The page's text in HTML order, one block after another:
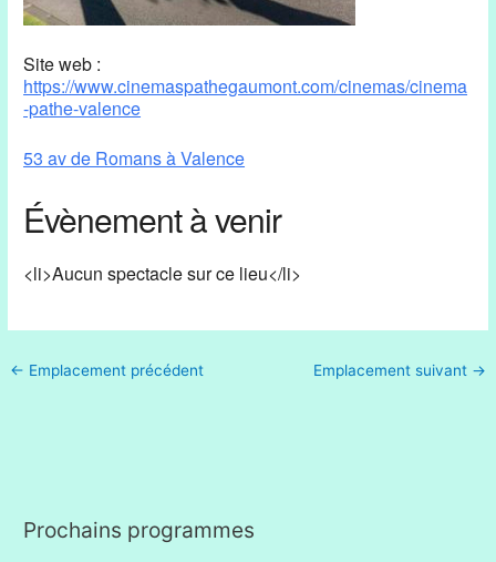
Site web :
https://www.cinemaspathegaumont.com/cinemas/cinema
-pathe-valence
53 av de Romans à Valence
Évènement à venir
<li>Aucun spectacle sur ce lieu</li>
← Emplacement précédent Emplacement suivant →
Prochains programmes